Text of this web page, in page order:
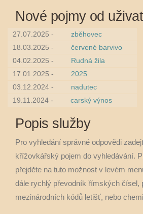
Nové pojmy od
27.07.2025 -
zběhovec
18.03.2025 -
červené barvivo
04.02.2025 -
Rudná žila
17.01.2025 -
2025
03.12.2024 -
nadutec
19.11.2024 -
carský výnos
Popis služby
Pro vyhledání správné odpovědi
křížovkářský pojem do vyhledávání.
přejděte na tuto možnost v levém
dále rychlý převodník římských čísel,
mezinárodních kódů letišť, nebo